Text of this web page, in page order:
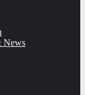
News